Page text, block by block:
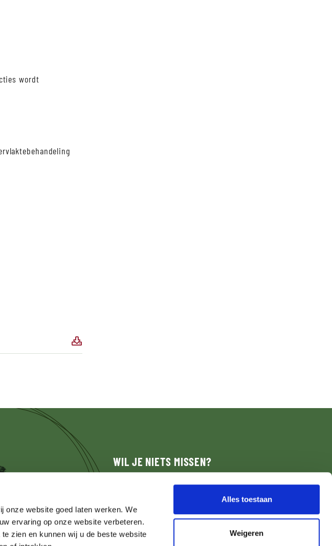
onze website goed laten werken. We
ervaring op onze website verbeteren.
zien en kunnen wij u de beste website
Alles toestaan
Weigeren
wordt
WIL JE NIETS MISSEN?
NIEUWSBRIEF